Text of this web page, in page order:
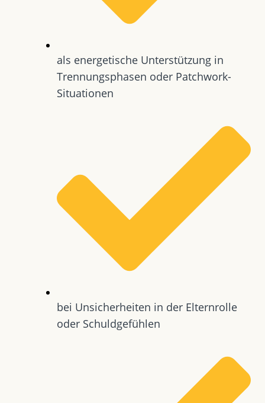
als energetische Unterstützung in
Trennungsphasen oder Patchwork-
Situationen
bei Unsicherheiten in der Elternrolle
oder Schuldgefühlen